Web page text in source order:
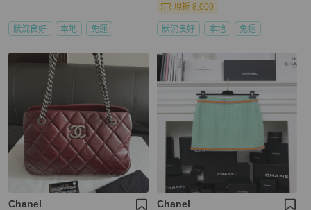
狀況良好 本地 免運
現折 8,000
狀況良好 本地 免運
Chanel Chanel